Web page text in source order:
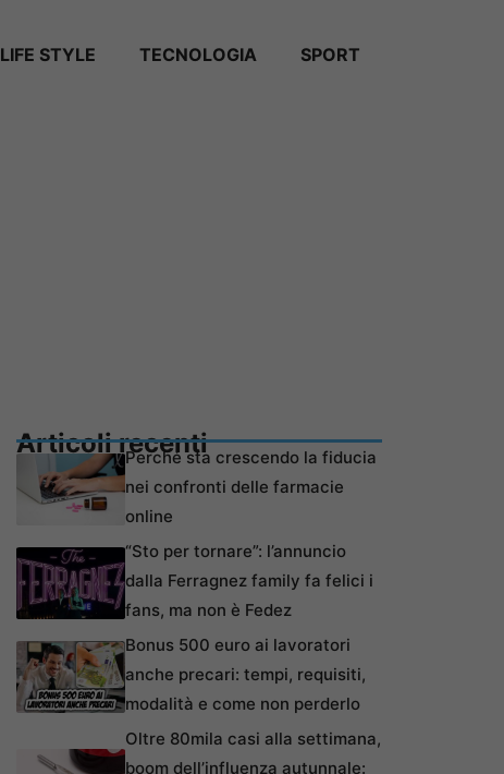
LIFE STYLE TECNOLOGIA SPORT
Articoli recentiPerché sta crescendo la fiducia
nei confronti delle farmacie
online
“Sto per tornare”: l’annuncio
dalla Ferragnez family fa felici i
fans, ma non è Fedez
Bonus 500 euro ai lavoratori
anche precari: tempi, requisiti,
modalità e come non perderlo
Oltre 80mila casi alla settimana,
boom dell’influenza autunnale: